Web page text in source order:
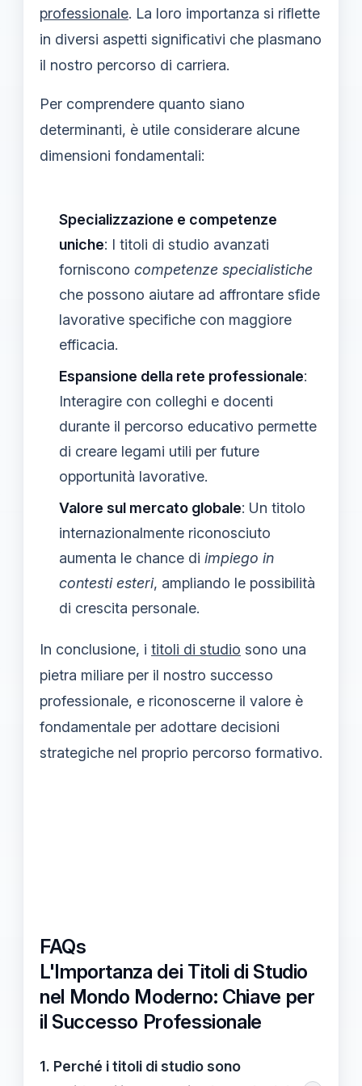
professionale. La loro importanza si riflette
in diversi aspetti significativi che plasmano
il nostro percorso di carriera.
Per comprendere quanto siano
determinanti, è utile considerare alcune
dimensioni fondamentali:
Specializzazione e competenze
uniche: I titoli di studio avanzati
forniscono competenze specialistiche
che possono aiutare ad affrontare sfide
lavorative specifiche con maggiore
efficacia.
Espansione della rete professionale:
Interagire con colleghi e docenti
durante il percorso educativo permette
di creare legami utili per future
opportunità lavorative.
Valore sul mercato globale: Un titolo
internazionalmente riconosciuto
aumenta le chance di impiego in
contesti esteri, ampliando le possibilità
di crescita personale.
In conclusione, i titoli di studio sono una
pietra miliare per il nostro successo
professionale, e riconoscerne il valore è
fondamentale per adottare decisioni
strategiche nel proprio percorso formativo.
FAQs
L'Importanza dei Titoli di Studio
nel Mondo Moderno: Chiave per
il Successo Professionale
1. Perché i titoli di studio sono